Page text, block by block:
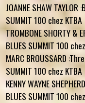
JOANNE SHAW
SUMMIT 100 chez KTBA
TROMBONE SHORTY &
BLUES SUMMIT 100
MARC BROUSSARD
SUMMIT 100 chez KTBA
KENNY WAYNE
BLUES SUMMIT 100